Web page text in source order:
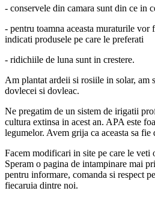
- conservele din camara sunt din ce in
- pentru toamna aceasta muraturile vor
indicati produsele pe care le preferati
- ridichiile de luna sunt in crestere.
Am plantat ardeii si rosiile in solar, am
dovlecei si dovleac.
Ne pregatim de un sistem de irigatii
cultura extinsa in acest an. APA este
legumelor. Avem grija ca aceasta sa fie
Facem modificari in site pe care le veti
Speram o pagina de intampinare mai
pentru informare, comanda si respect
fiecaruia dintre noi.